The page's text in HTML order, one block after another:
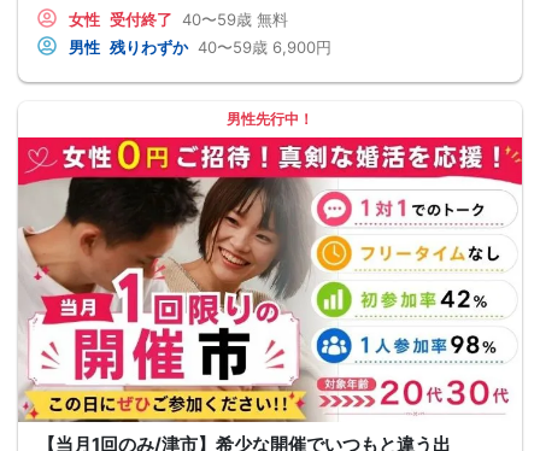
女性 受付終了 40〜59歳 無料
男性 残りわずか 40〜59歳 6,900円
男性先行中！
【当月1回のみ/津市】希少な開催でいつもと違う出